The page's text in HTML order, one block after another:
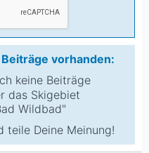
vorhanden:
keine Beiträge
das Skigebiet
Wildbad"
teile Deine Meinung!